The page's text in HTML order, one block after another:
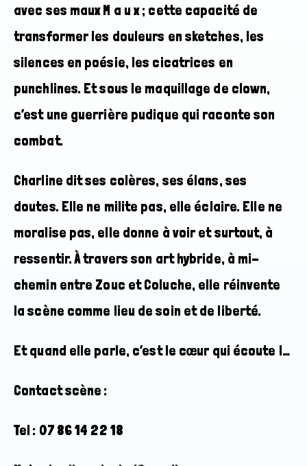
avec ses maux M a u x ; cette capacité de
transformer les douleurs en sketches, les
silences en poésie, les cicatrices en
punchlines. Et sous le maquillage de clown,
c’est une guerrière pudique qui raconte son
combat.
Charline dit ses colères, ses élans, ses
doutes. Elle ne milite pas, elle éclaire. Elle ne
moralise pas, elle donne à voir et surtout, à
ressentir. À travers son art hybride, à mi-
chemin entre Zouc et Coluche, elle réinvente
la scène comme lieu de soin et de liberté.
Et quand elle parle, c’est le cœur qui écoute !…
Contact scène :
Tel : 07 86 14 22 18